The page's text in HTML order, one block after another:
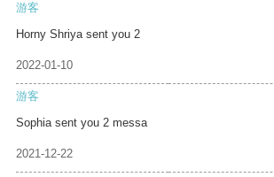
游客
Horny Shriya sent you 2
2022-01-10
游客
Sophia sent you 2 messa
2021-12-22